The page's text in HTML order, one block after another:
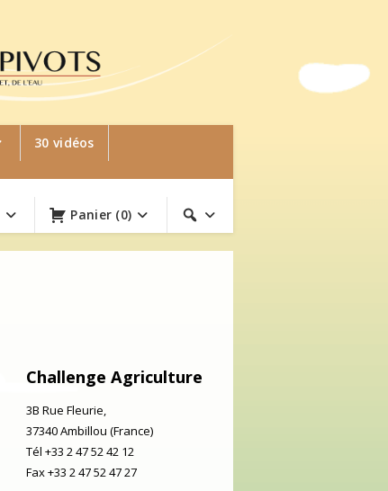
30 vidéos
Panier (0)
Challenge Agriculture
3B Rue Fleurie,
37340Ambillou (France)
Tél +33 2 47 52 42 12
Fax+33 2 47 52 47 27